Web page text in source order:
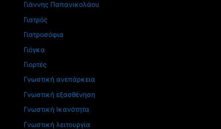
Γιάννης Παπανικολάου
Γιατρός
Γιατροσόφια
Γιόγκα
Γιορτές
Γνωστική ανεπάρκεια
Γνωστική εξασθένηση
Γνωστική Ικανότητα
Γνωστική λειτουργία